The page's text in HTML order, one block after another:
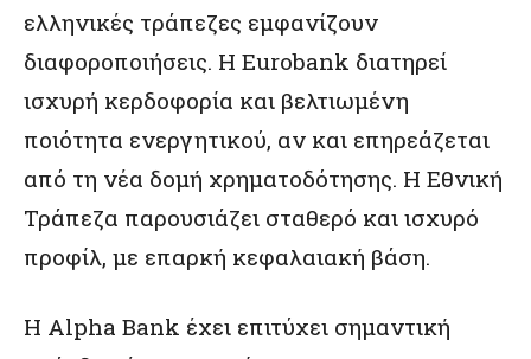
ελληνικές τράπεζες εμφανίζουν
διαφοροποιήσεις. Η Eurobank διατηρεί
ισχυρή κερδοφορία και βελτιωμένη
ποιότητα ενεργητικού, αν και επηρεάζεται
από τη νέα δομή χρηματοδότησης. Η Εθνική
Τράπεζα παρουσιάζει σταθερό και ισχυρό
προφίλ, με επαρκή κεφαλαιακή βάση.
Η Alpha Bank έχει επιτύχει σημαντική